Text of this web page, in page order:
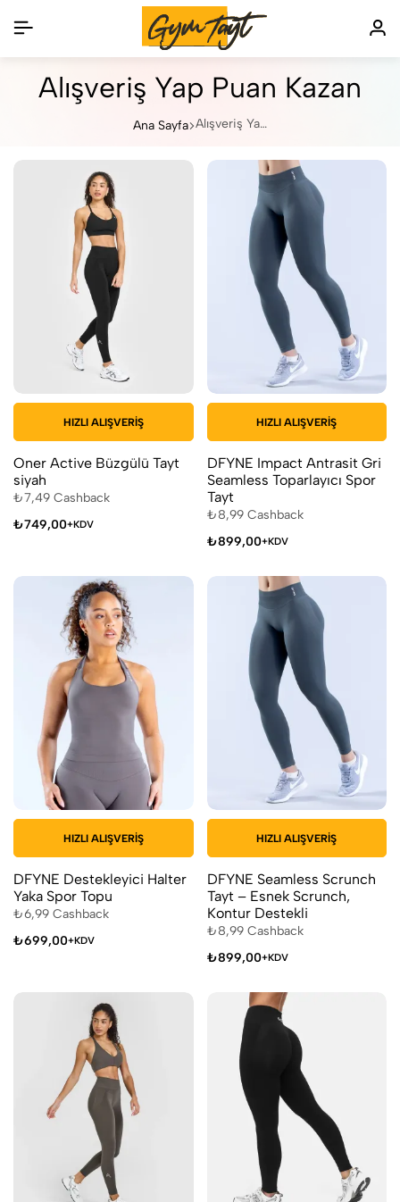
Alışveriş Yap Puan Kazan
Ana Sayfa Alışveriş Yap Puan Kazan
HIZLI ALIŞVERIŞ
Oner Active Büzgülü Tayt
siyah
₺7,49 Cashback
₺749,00+KDV
HIZLI ALIŞVERIŞ
DFYNE Impact Antrasit Gri
Seamless Toparlayıcı Spor
Tayt
₺8,99Cashback
₺899,00+KDV
HIZLI ALIŞVERIŞ
DFYNE Destekleyici Halter
Yaka Spor Topu
₺6,99 Cashback
₺699,00+KDV
HIZLI ALIŞVERIŞ
DFYNE Seamless Scrunch
Tayt – Esnek Scrunch,
Kontur Destekli
₺8,99Cashback
₺899,00+KDV